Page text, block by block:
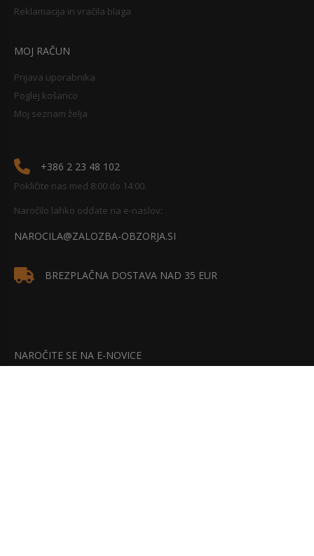
Reklamacija in vračila blaga
MOJ RAČUN
Prijava uporabnika
Poglej košarico
Moj seznam želja
+386 2 23 48 102
Pokličite nas med 8:00 do 14:00.
Naročilo lahko oddate na e-naslov:
NAROCILA@ZALOZBA-OBZORJA.SI
BREZPLAČNA DOSTAVA NAD 35 EUR
NAROČITE SE NA E-NOVICE